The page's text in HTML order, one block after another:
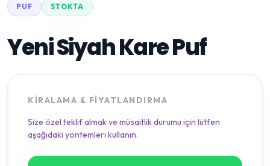
PUF STOKTA
Yeni Siyah Kare Puf
KIRALAMA & FIYATLANDIRMA
Size özel teklif almak ve müsaitlik durumu için lütfen
aşağıdaki yöntemleri kullanın.